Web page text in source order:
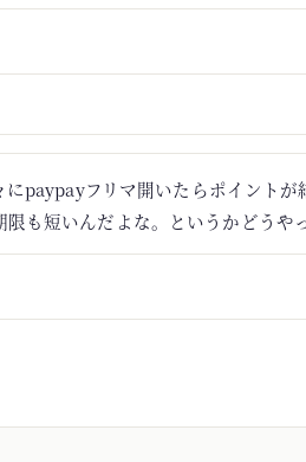
にpaypayフリマ開いたらポイントが
限も短いんだよな。というかどう